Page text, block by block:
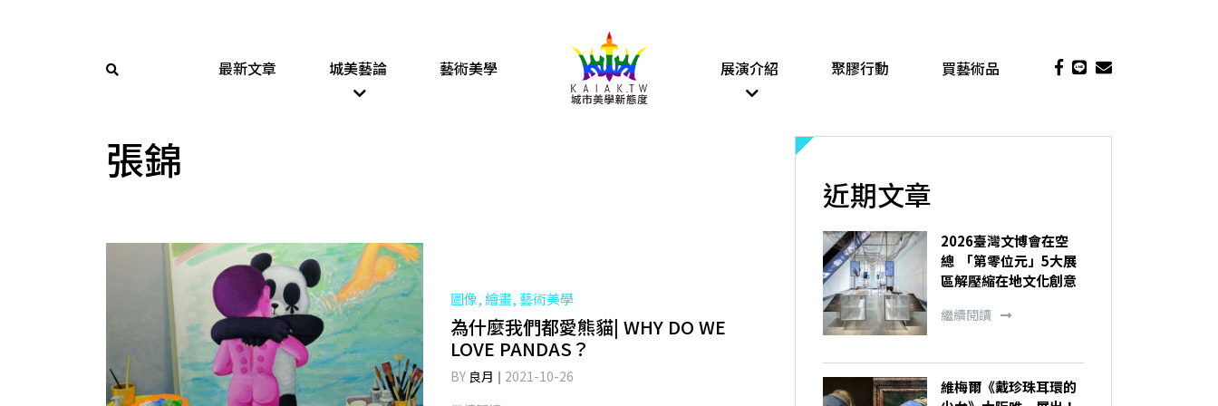
最新文章 城美藝論 藝術美學 展演介紹 聚膠行動 買藝術品
張錦
圖像, 繪畫, 藝術美學
為什麼我們都愛熊貓| WHY DO WE
LOVE PANDAS？
BY 良月
2021-10-26
近期文章
2026臺灣文博會在空
總 「第零位元」5大展
區解壓縮在地文化創意
繼續閱讀
維梅爾《戴珍珠耳環的